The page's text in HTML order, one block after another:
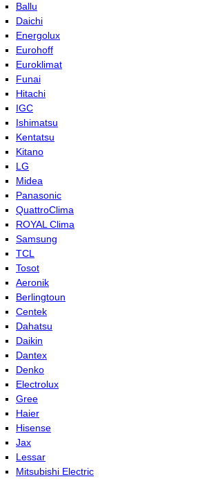
Ballu
Daichi
Energolux
Eurohoff
Euroklimat
Funai
Hitachi
IGC
Ishimatsu
Kentatsu
Kitano
LG
Midea
Panasonic
QuattroClima
ROYAL Clima
Samsung
TCL
Tosot
Aeronik
Berlingtoun
Centek
Dahatsu
Daikin
Dantex
Denko
Electrolux
Gree
Haier
Hisense
Jax
Lessar
Mitsubishi Electric